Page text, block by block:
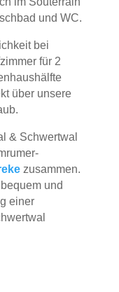
und WC.
bei
für 2
über unsere
& Schwertwal
zusammen.
und
einer